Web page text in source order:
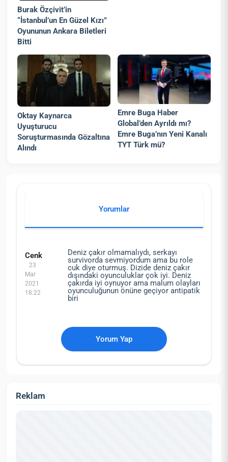
Burak Özçivit’in
“İstanbul’un En Güzel Kızı”
Oyununun Ankara Biletleri
Bitti
Oktay Kaynarca
Uyuşturucu
Soruşturmasında Gözaltına
Alındı
Emre Buga Haber
Global’den Ayrıldı mı?
Emre Buga’nın Yeni Kanalı
TYT Türk mü?
Yorumlar
Cenk
23
Mar
2021
18:22
Deniz çakır olmamalıydı, serkayı
survivorda sevmiyordum ama bu role
cuk diye oturmuş. Dizide deniz çakır
dışındaki oyunculuklar çok iyi. Deniz
çakırda iyi oynuyor ama malum olayları
oyunculuğunun önüne geçiyor antipatik
biri
Yorum Yap
Reklam